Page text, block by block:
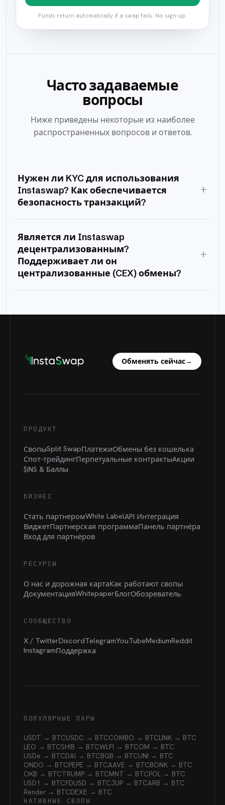
Funds return automatically if a swap fails. No sign-up.
Часто задаваемые
вопросы
Ниже приведены некоторые из наиболее
распространенных вопросов и ответов.
Нужен ли KYC для использования
Instaswap? Как обеспечивается
безопасность транзакций?
+
Является ли Instaswap
децентрализованным?
Поддерживает ли он
централизованные (CEX) обмены?
+
Обменять сейчас→
ПРОДУКТ
СвопыSplit SwapПлатежиОбмены без кошелька
Спот-трейдингПерпетуальные контрактыАкции
$INS & Баллы
БИЗНЕС
Стать партнеромWhite LabelAPI Интеграция
ВиджетПартнерская программаПанель партнёра
Вход для партнёров
РЕСУРСЫ
О нас и дорожная картаКак работают свопы
ДокументацияWhitepaperБлогОбозреватель
СООБЩЕСТВО
X / TwitterDiscordTelegramYouTubeMediumReddit
InstagramПоддержка
ПОПУЛЯРНЫЕ ПАРЫ
USDT → BTCUSDC → BTCCOMBO → BTCLINK → BTC
LEO → BTCSHIB → BTCWLFI → BTCOM → BTC
USDe → BTCDAI → BTCBGB → BTCUNI → BTC
ONDO → BTCPEPE → BTCAAVE → BTCBONK → BTC
OKB → BTCTRUMP → BTCMNT → BTCPOL → BTC
USD1 → BTCFDUSD → BTCJUP → BTCARB → BTC
Render → BTCDEXE → BTC
НАТИВНЫЕ СВОПЫ